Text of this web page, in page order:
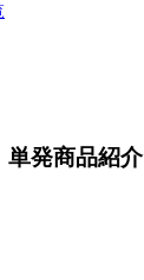
単発商品紹介